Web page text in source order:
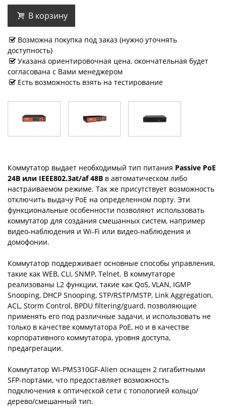
В корзину
Возможна покупка под заказ (нужно уточнять
доступность)
Указана ориентировочная цена, окончательная будет
согласована с Вами менеджером
Есть возможность взять на тестирование
Коммутатор выдает необходимый тип питания Passive PoE
24В или IEEE802.3at/af 48В в автоматическом либо
настраиваемом режиме. Так же присутствует возможность
отключить выдачу PoE на определенном порту. Эти
функциональные особенности позволяют использовать
коммутатор для создания смешанных систем, например
видео-наблюдения и Wi-Fi или видео-наблюдения и
домофонии.
Коммутатор поддерживает основные способы управления,
такие как WEB, CLI, SNMP, Telnet. В коммутаторе
реализованы L2 функции, такие как QoS, VLAN, IGMP
Snooping, DHCP Snooping, STP/RSTP/MSTP, Link Aggregation,
ACL, Storm Control, BPDU filtering/guard, позволяющие
применять его под различные задачи, и использовать не
только в качестве коммутатора PoE, но и в качестве
корпоративного коммутатора, уровня доступа,
предагрегации.
Коммутатор WI-PMS310GF-Alien оснащен 2 гигабитными
SFP-портами, что предоставляет возможность
подключения к оптической сети с топологией кольцо/
дерево/смешанный тип.